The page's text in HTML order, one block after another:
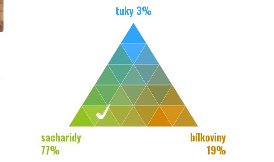
tuky 3%
sacharidy
77%
bílkoviny
19%